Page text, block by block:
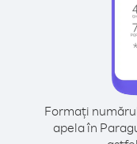
Formați
apela în